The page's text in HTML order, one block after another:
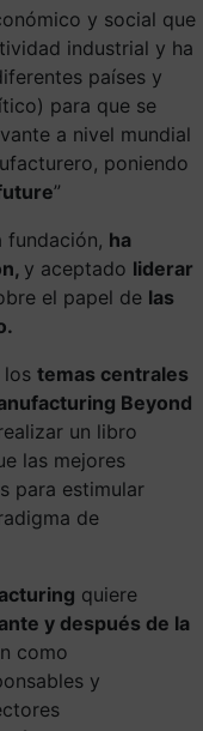
y social que
industrial y ha
países y
para que se
a nivel mundial
poniendo
”
fundación, ha
y aceptado liderar
el papel de las
los temas centrales
Beyond
un libro
las mejores
para estimular
de
quiere
y después de la
como
y